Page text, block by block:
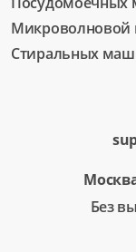
Микроволновой
Стиральных
Без